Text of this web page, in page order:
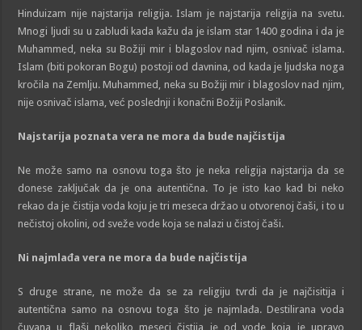
Hinduizam nije najstarija religija. Islam je najstarija religija na svetu.
Mnogi ljudi su u zabludi kada kažu da je islam star 1400 godina i da je
Muhammed, neka su Božiji mir i blagoslov nad njim, osnivač islama.
Islam (biti pokoran Bogu) postoji od davnina, od kada je ljudska noga
kročila na Zemlju. Muhammed, neka su Božiji mir i blagoslov nad njim,
nije osnivač islama, već poslednji i konačni Božiji Poslanik.
Najstarija poznatavera ne mora da bude najčistija
Ne može samo na osnovu toga što je neka religija najstarija da se
donese zaključak da je ona autentična. To je isto kao kad bi neko
rekao da je čistija voda koju je tri meseca držao u otvorenoj čaši, i to u
nečistoj okolini, od sveže vode koja se nalazi u čistoj čaši.
Ni najmlađa vera ne mora da bude najčistija
S druge strane, ne može da se za religiju tvrdi da je najčisitija i
autentična samo na osnovu toga što je najmlađa. Destilirana voda
čuvana u flaši nekoliko meseci čistija je od vode koja je upravo